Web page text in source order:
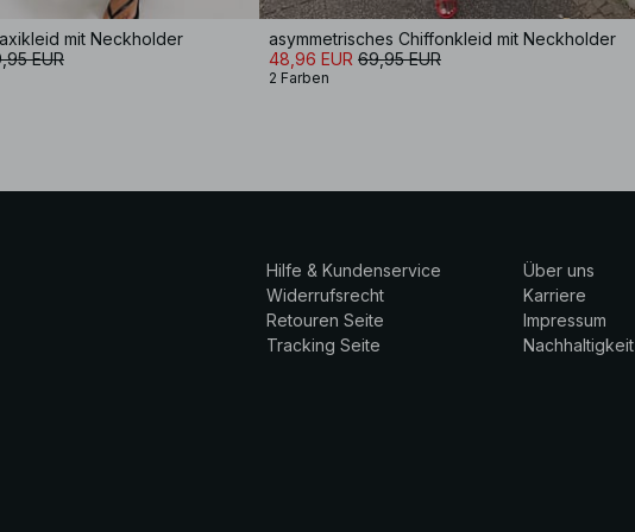
mit Neckholder
EUR
asymmetrisches Chiffonkleid mit Neckholder
48,96 EUR 69,95 EUR
2 Farben
Hilfe & Kundenservice
Widerrufsrecht
Retouren Seite
Tracking Seite
Über uns
Karriere
Impressum
Nachhaltigkeit